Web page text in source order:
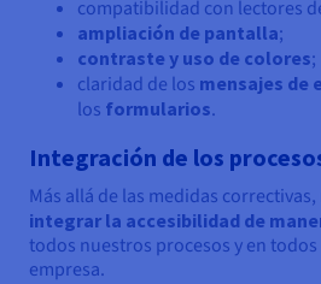
compatibilidad con lectores
ampliación de pantalla;
contraste y uso de colores;
claridad de los mensajes de
los formularios.
Integración de los
Más allá de las medidas
integrar la accesibilidad de
todos nuestros procesos y en todos
empresa.